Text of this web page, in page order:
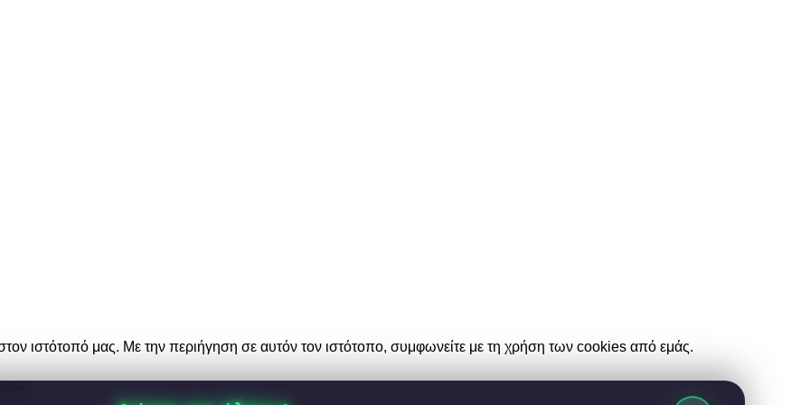
ιστότοπό μας. Με την περιήγηση σε αυτόν τον ιστότοπο, συμφωνείτε με τη χρήση των cookies από εμάς.